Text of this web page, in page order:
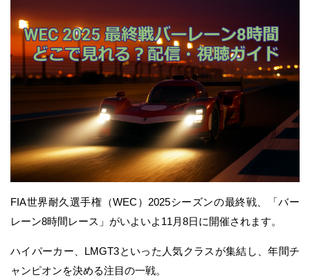
FIA世界耐久選手権（WEC）2025シーズンの最終戦、「バー
レーン8時間レース」がいよいよ11月8日に開催されます。
ハイパーカー、LMGT3といった人気クラスが集結し、年間チ
ャンピオンを決める注目の一戦。